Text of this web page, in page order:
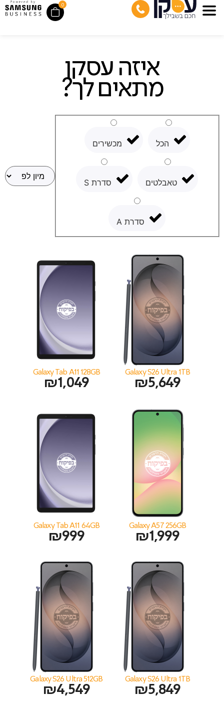
0
איזה עסקן
מתאים לך?
הכל מכשירים
טאבלטים סדרת S
סדרת A
Galaxy S26 Ultra 1TB
₪5,649
Galaxy Tab A11 128GB
₪1,049
Galaxy A57 256GB
₪1,999
Galaxy Tab A11 64GB
₪999
Galaxy S26 Ultra 1TB
₪5,849
Galaxy S26 Ultra 512GB
₪4,549